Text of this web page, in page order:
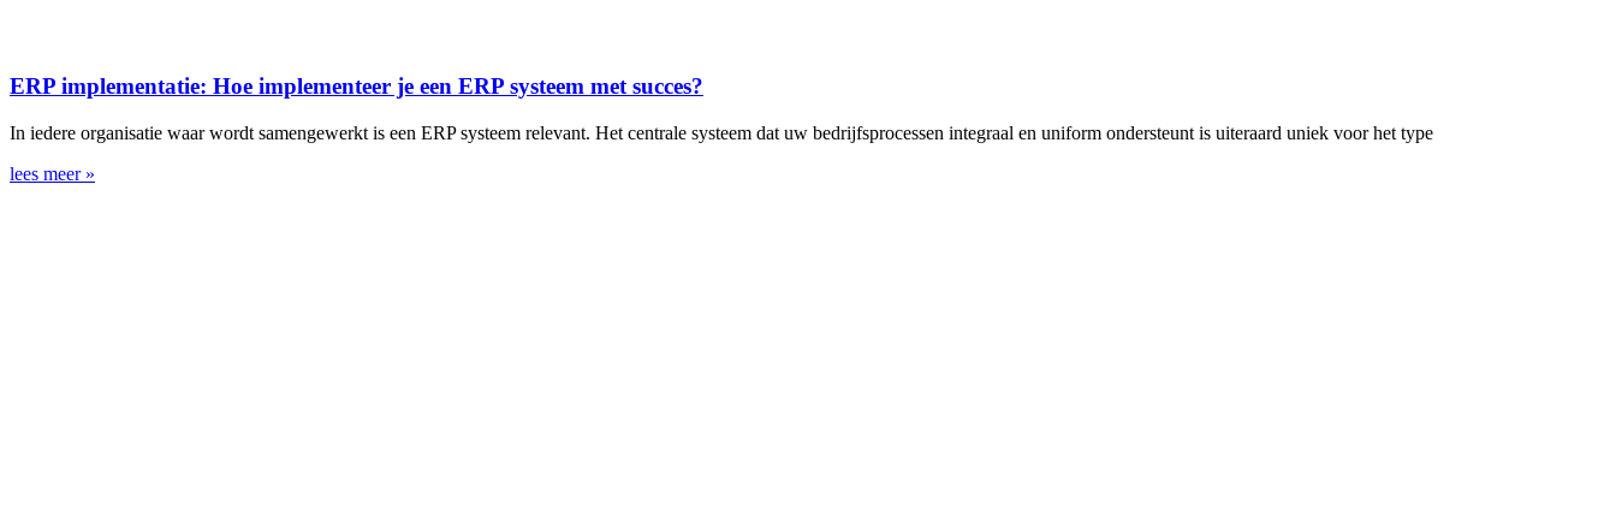
ERP implementatie: Hoe implementeer je een ERP systeem met succes?
In iedere organisatie waar wordt samengewerkt is een ERP systeem relevant. Het centrale systeem dat uw bedrijfsprocessen integraal en uniform ondersteunt is uiteraard uniek voor het type
lees meer »